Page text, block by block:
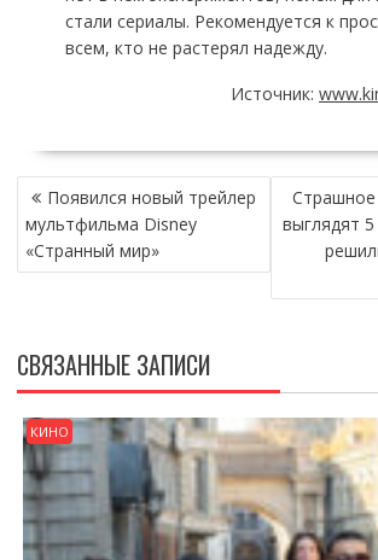
стали сериалы. Рекомендуется к
всем, кто не растерял надежду.
Источник:
НАВИГАЦИЯ
ПО
ЗАПИСЯМ
Появился новый трейлер
мультфильма Disney
«Странный мир»
Страшное
выглядят
СВЯЗАННЫЕ ЗАПИСИ
КИНО